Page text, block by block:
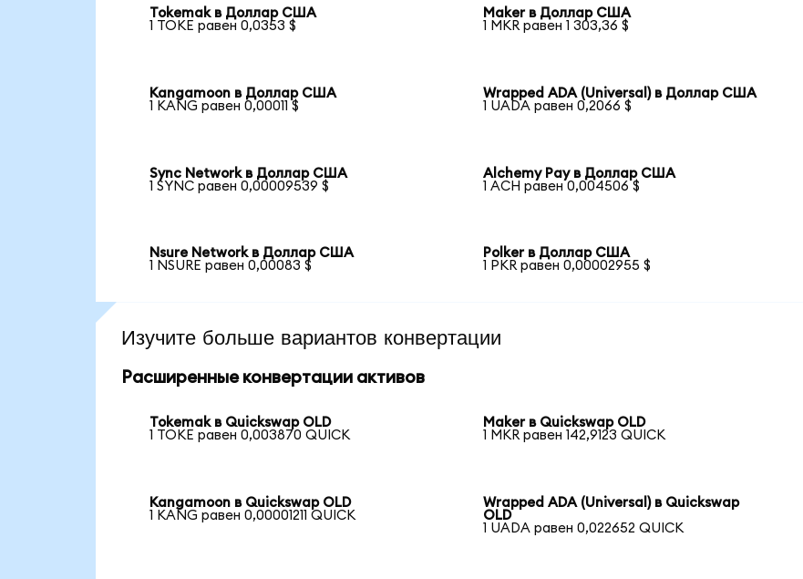
Tokemak в Доллар США
1 TOKE равен 0,0353 $
Maker в Доллар США
1 MKR равен 1 303,36 $
Kangamoon в Доллар США
1 KANG равен 0,00011 $
Wrapped ADA (Universal) в Доллар США
1 UADA равен 0,2066 $
Sync Network в Доллар США
1 SYNC равен 0,00009539 $
Alchemy Pay в Доллар США
1 ACH равен 0,004506 $
Nsure Network в Доллар США
1 NSURE равен 0,00083 $
Polker в Доллар США
1 PKR равен 0,00002955 $
Изучите больше вариантов конвертации
Расширенные конвертации активов
Tokemak в Quickswap OLD
1 TOKE равен 0,003870 QUICK
Maker в Quickswap OLD
1 MKR равен 142,9123 QUICK
Kangamoon в Quickswap OLD
1 KANG равен 0,00001211 QUICK
Wrapped ADA (Universal) в Quickswap
OLD
1 UADA равен 0,022652 QUICK